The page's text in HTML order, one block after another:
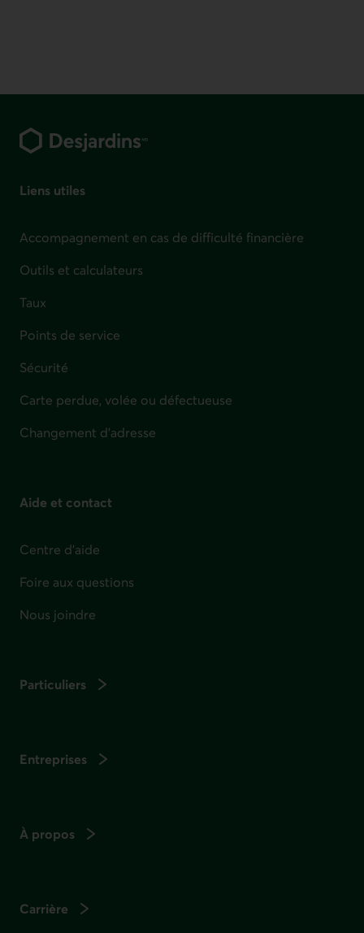
Liens utiles
Accompagnement en cas de difficulté financière
Outils et calculateurs
Taux
Points de service
Sécurité
Carte perdue, volée ou défectueuse
Changement d'adresse
Aide et contact
Centre d'aide
Foire aux questions
Nous joindre
Particuliers
Entreprises
À propos
Carrière